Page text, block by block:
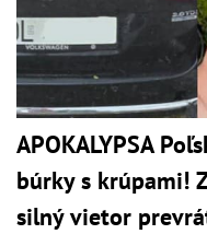
APOKALYPSA
búrky s krúpami!
silný vietor